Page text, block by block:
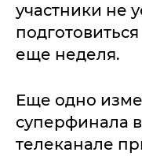
участники не
еще неделя.
Еще одно
суперфинала
телеканале